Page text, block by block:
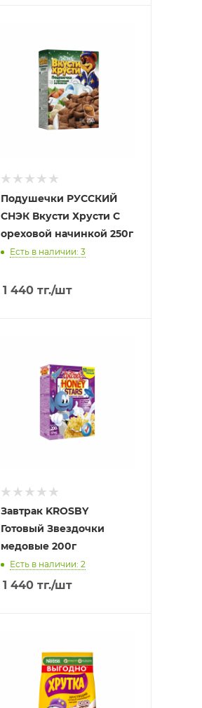
Подушечки РУССКИЙ
СНЭК Вкусти Хрусти С
ореховой начинкой 250г
Есть в наличии: 3
1 440тг./шт
Завтрак KROSBY
Готовый Звездочки
медовые 200г
Есть в наличии: 2
1 440тг./шт